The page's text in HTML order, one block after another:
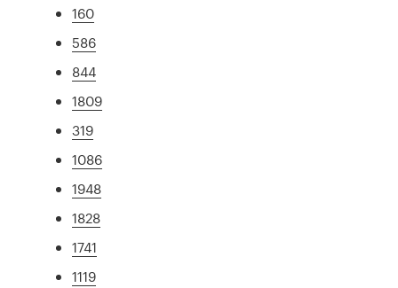
160
586
844
1809
319
1086
1948
1828
1741
1119